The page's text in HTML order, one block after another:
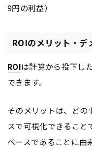
9円の利益）
ROIのメリット・デ
ROIは計算から投下し
できます。
そのメリットは、どの
スで可視化できること
ベースであることに由